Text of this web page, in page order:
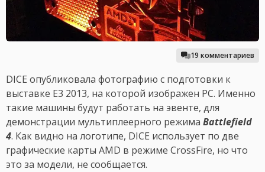
19 комментариев
DICE опубликовала фотографию с подготовки к
выставке E3 2013, на которой изображен PC. Именно
такие машины будут работать на эвенте, для
демонстрации мультиплеерного режима Battlefield
4. Как видно на логотипе, DICE использует по две
графические карты AMD в режиме CrossFire, но что
это за модели, не сообщается.